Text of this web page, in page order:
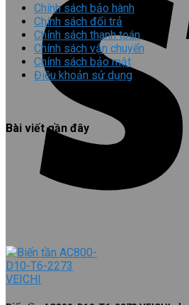
Chính sách bảo hành
Chính sách đổi trả
Chính sách thanh toán
Chính sách vận chuyển
Chính sách bảo mật
Điều khoản sử dụng
Bài viết gần đây